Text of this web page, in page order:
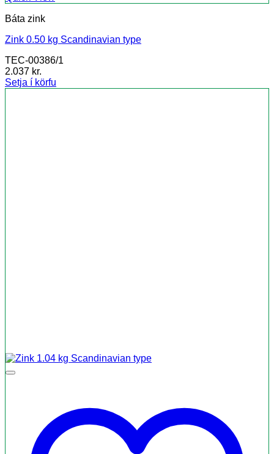
Báta zink
Zink 0.50 kg Scandinavian type
TEC-00386/1
2.037 kr.
Setja í körfu